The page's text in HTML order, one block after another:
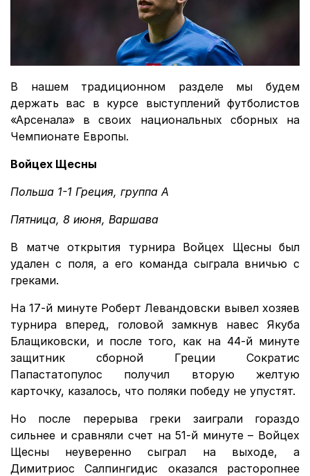
В нашем традиционном разделе мы будем
держать вас в курсе выступлений футболистов
«Арсенала» в своих национальных сборных на
Чемпионате Европы.
Войцех Щесны
Польша 1-1 Греция, группа А
Пятница, 8 июня, Варшава
В матче открытия турнира Войцех Щесны был
удален с поля, а его команда сыграла вничью с
греками.
На 17-й минуте Роберт Левандовски вывел хозяев
турнира вперед, головой замкнув навес Якуба
Блащиковски, и после того, как на 44-й минуте
защитник сборной Греции Сократис
Папастатопулос получил вторую желтую
карточку, казалось, что поляки победу не упустят.
Но после перерыва греки заиграли гораздо
сильнее и сравняли счет на 51-й минуте – Войцех
Щесны неуверенно сыграл на выходе, а
Димитриос Салпингидис оказался расторопнее